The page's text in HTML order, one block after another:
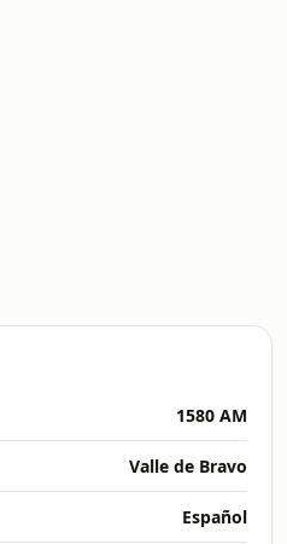
1580 AM
Valle de Bravo
Español